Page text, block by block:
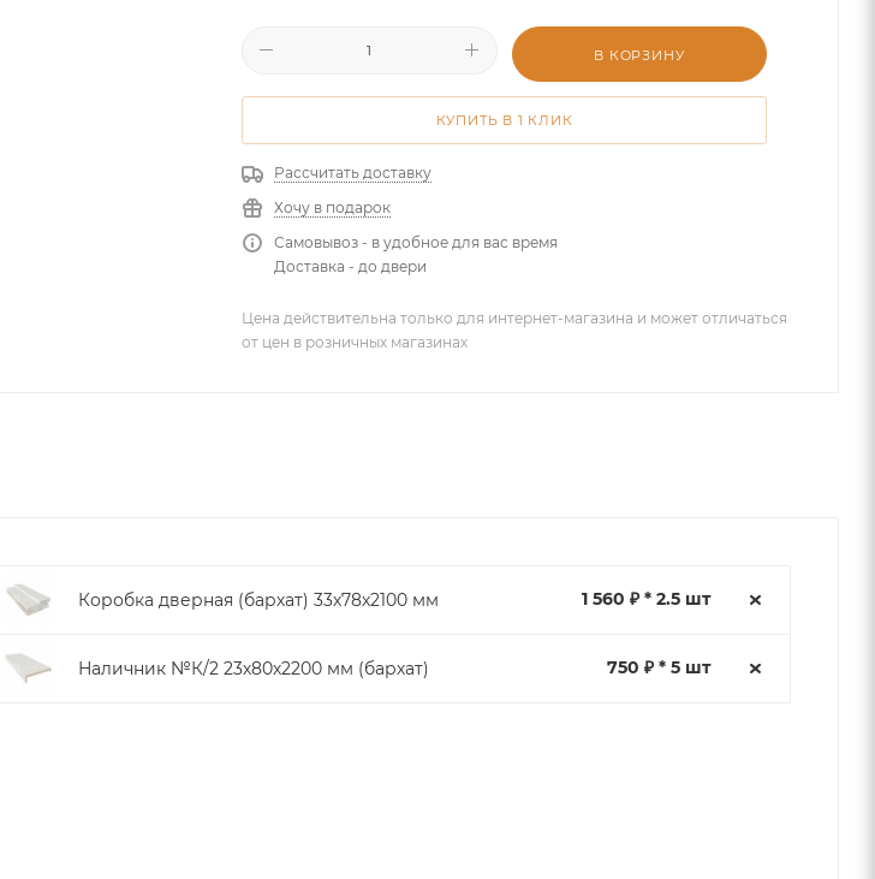
В КОРЗИНУ
КУПИТЬ В 1 КЛИК
Рассчитать доставку
Хочу в подарок
Самовывоз - в удобное для вас время
Доставка - до двери
Цена действительна только для интернет-магазина и может отличаться
от цен в розничных магазинах
Коробка дверная (бархат) 33х78х2100 мм 1 560 ₽ * 2.5 шт
Наличник №К/2 23х80х2200 мм (бархат) 750 ₽ * 5 шт